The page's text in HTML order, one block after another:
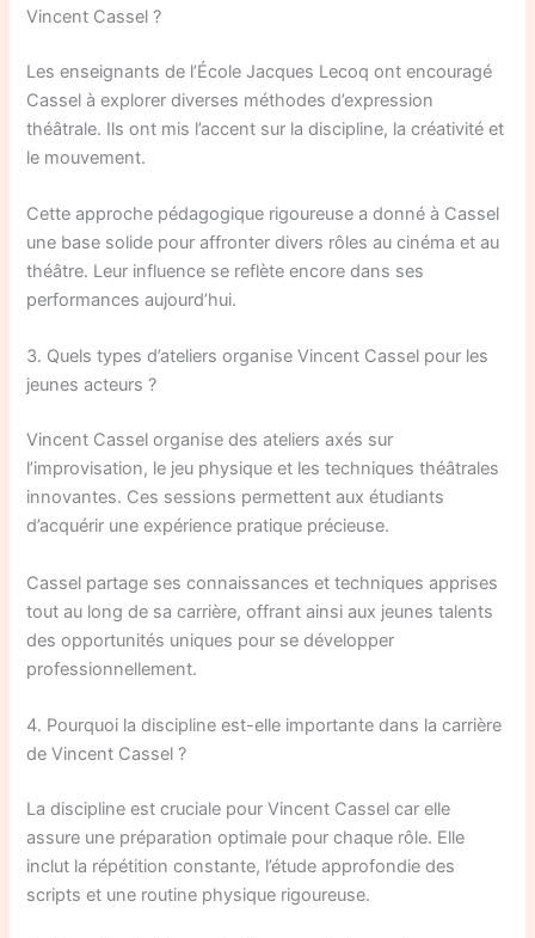
Vincent Cassel ?
Les enseignants de l’École Jacques Lecoq ont encouragé
Cassel à explorer diverses méthodes d’expression
théâtrale. Ils ont mis l’accent sur la discipline, la créativité et
le mouvement.
Cette approche pédagogique rigoureuse a donné à Cassel
une base solide pour affronter divers rôles au cinéma et au
théâtre. Leur influence se reflète encore dans ses
performances aujourd’hui.
3. Quels types d’ateliers organise Vincent Cassel pour les
jeunes acteurs ?
Vincent Cassel organise des ateliers axés sur
l’improvisation, le jeu physique et les techniques théâtrales
innovantes. Ces sessions permettent aux étudiants
d’acquérir une expérience pratique précieuse.
Cassel partage ses connaissances et techniques apprises
tout au long de sa carrière, offrant ainsi aux jeunes talents
des opportunités uniques pour se développer
professionnellement.
4. Pourquoi la discipline est-elle importante dans la carrière
de Vincent Cassel ?
La discipline est cruciale pour Vincent Cassel car elle
assure une préparation optimale pour chaque rôle. Elle
inclut la répétition constante, l’étude approfondie des
scripts et une routine physique rigoureuse.